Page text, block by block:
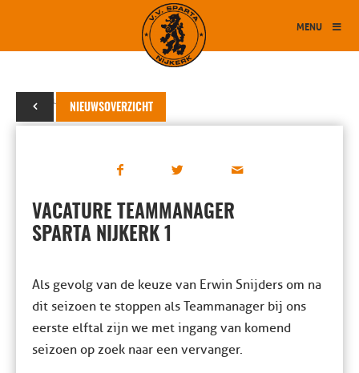
MENU
NIEUWSOVERZICHT
16 februari 2021
VACATURE TEAMMANAGER
SPARTA NIJKERK 1
Als gevolg van de keuze van Erwin Snijders om na
dit seizoen te stoppen als Teammanager bij ons
eerste elftal zijn we met ingang van komend
seizoen op zoek naar een vervanger.